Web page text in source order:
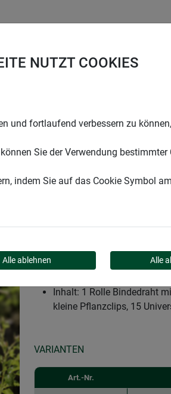
50-tlg. Set zum Befestigen
Inhalt: 1 Rolle Bindedraht
kleine Pflanzclips, 15
VARIANTEN
Art.-Nr.
NUTZT COOKIES
und fortlaufend verbessern zu
Sie der Verwendung bestimmter
indem Sie auf das Cookie Symbol
Alle ablehnen Alle